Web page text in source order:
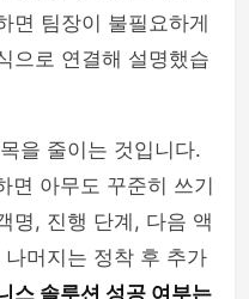
면 팀장이 불필요하게
으로 연결해 설명했습
을 줄이는 것입니다.
면 아무도 꾸준히 쓰기
명, 진행 단계, 다음 액
머지는 정착 후 추가
스 솔루션 성공 여부는